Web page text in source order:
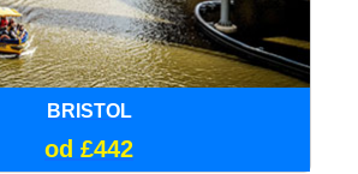
BRISTOL
od £442